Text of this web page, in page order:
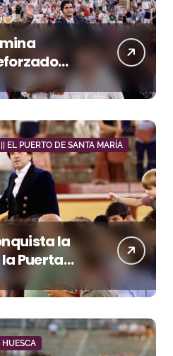
y
EL PUERTO DE SANTA MARÍA
la
Puerta
HUESCA